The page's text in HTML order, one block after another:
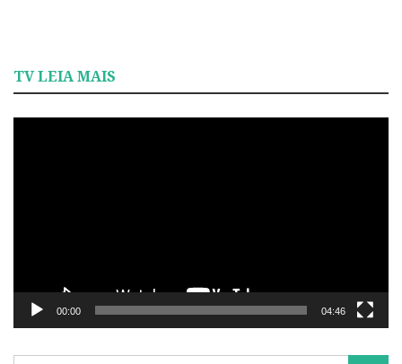
TV LEIA MAIS
00:00 04:46